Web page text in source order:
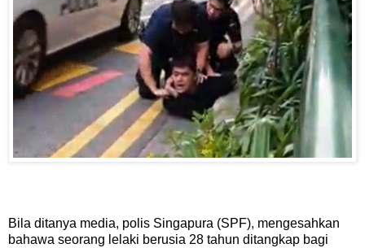
Bila ditanya media, polis Singapura (SPF), mengesahkan
bahawa seorang lelaki berusia 28 tahun ditangkap bagi